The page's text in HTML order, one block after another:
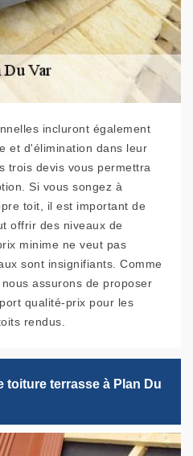
incluront également
et d'élimination dans leur
trois devis vous permettra
Si vous songez à
toit, il est important de
offrir des niveaux de
minime ne veut pas
sont insignifiants. Comme
assurons de proposer
qualité-prix pour les
rendus.
toiture terrasse à Plan Du